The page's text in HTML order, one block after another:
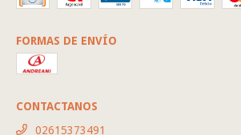
FORMAS DE ENVÍO
CONTACTANOS
02615373491